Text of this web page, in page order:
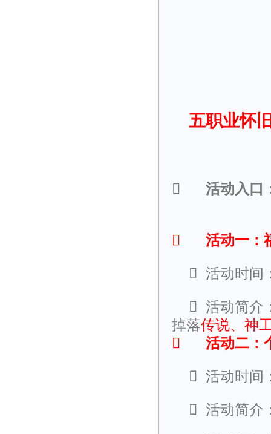
五职业怀
 活动入口
 活动一：
 活动时间
 活动简介
掉落传说、神

活动二：
 活动时间
 活动简介